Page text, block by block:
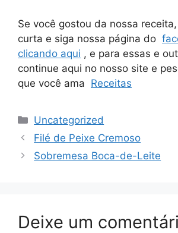
Se você gostou da nossa
curta e siga nossa página do
clicando aqui , e para essas e
continue aqui no nosso site e
que você ama Receitas
Categorias
Uncategorized
Filé de Peixe Cremoso
Sobremesa Boca-de-Leite
Deixe um